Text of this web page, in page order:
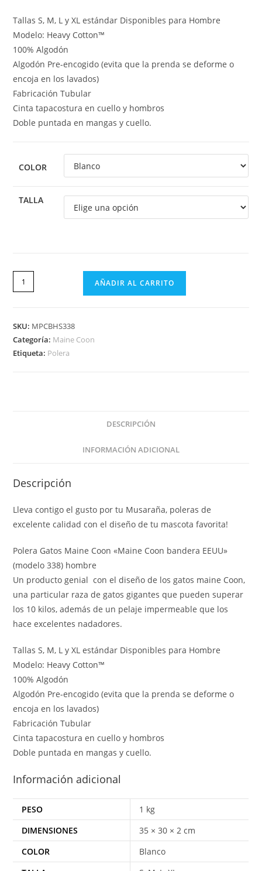
Tallas S, M, L y XL estándar Disponibles para Hombre
Modelo: Heavy Cotton™
100% Algodón
Algodón Pre-encogido (evita que la prenda se deforme o
encoja en los lavados)
Fabricación Tubular
Cinta tapacostura en cuello y hombros
Doble puntada en mangas y cuello.
COLOR
TALLA
AÑADIR AL CARRITO
SKU: MPCBHS338
Categoría: Maine Coon
Etiqueta: Polera
DESCRIPCIÓN
INFORMACIÓN ADICIONAL
Descripción
Lleva contigo el gusto por tu Musaraña, poleras de
excelente calidad con el diseño de tu mascota favorita!
Polera Gatos Maine Coon «Maine Coon bandera EEUU»
(modelo 338) hombre
Un producto genial con el diseño de los gatos maine Coon,
una particular raza de gatos gigantes que pueden superar
los 10 kilos, además de un pelaje impermeable que los
hace excelentes nadadores.
Tallas S, M, L y XL estándar Disponibles para Hombre
Modelo: Heavy Cotton™
100% Algodón
Algodón Pre-encogido (evita que la prenda se deforme o
encoja en los lavados)
Fabricación Tubular
Cinta tapacostura en cuello y hombros
Doble puntada en mangas y cuello.
Información adicional
PESO
1 kg
DIMENSIONES
35 × 30 × 2 cm
COLOR
Blanco